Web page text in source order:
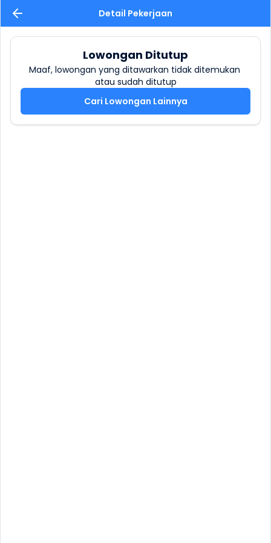
Detail Pekerjaan
Lowongan Ditutup
Maaf, lowongan yang ditawarkan tidak ditemukan
atau sudah ditutup
Cari Lowongan Lainnya